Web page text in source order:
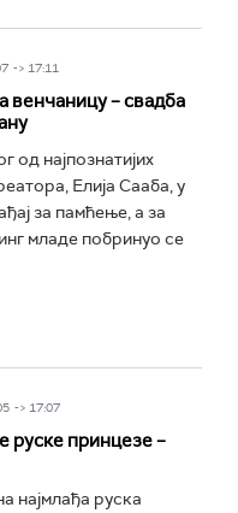
-> 17:11
венчаницу – свадба
од најпознатијих
Елија Сааба, у
за памћење, а за
младе побринуо се
-> 17:07
руске принцезе –
најмлађа руска